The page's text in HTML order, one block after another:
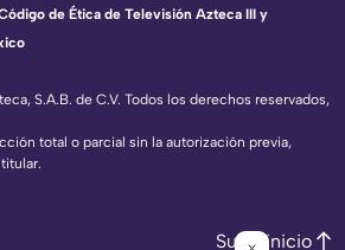
S.A.B. de C.V. Todos los derechos reservados,
total o parcial sin la autorización previa,
de Ética de Televisión Azteca III y
Subir inicio